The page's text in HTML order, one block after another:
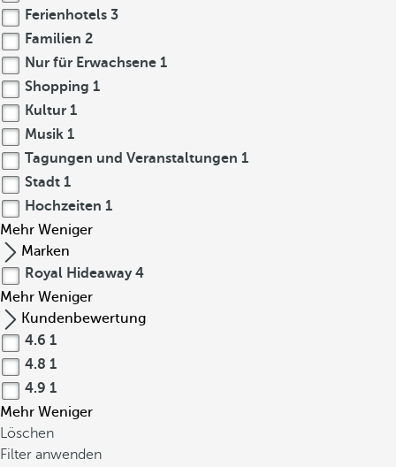
Ferienhotels 3
Familien 2
Nur für Erwachsene 1
Shopping 1
Kultur 1
Musik 1
Tagungen und Veranstaltungen 1
Stadt 1
Hochzeiten 1
Mehr Weniger
Marken
Royal Hideaway 4
Mehr Weniger
Kundenbewertung
4.6 1
4.8 1
4.9 1
Mehr Weniger
Löschen
Filter anwenden